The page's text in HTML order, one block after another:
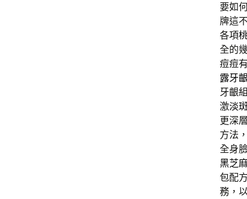
要如
牌這
各項
全的
痘痘
露牙
牙齦
激淡
更深
方法
全身
黑芝
包配
務，